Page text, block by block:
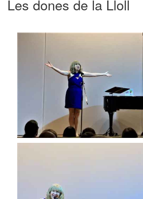
Les dones de la Lloll